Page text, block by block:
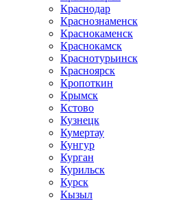
Краснодар
Краснознаменск
Краснокаменск
Краснокамск
Краснотурьинск
Красноярск
Кропоткин
Крымск
Кстово
Кузнецк
Кумертау
Кунгур
Курган
Курильск
Курск
Кызыл